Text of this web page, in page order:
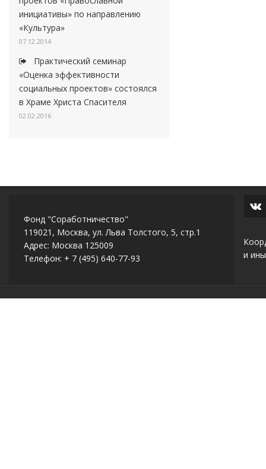
инициативы» по направлению
«Культура»
07.12.2014
Практический семинар
«Оценка эффективности
социальных проектов» состоялся
в Храме Христа Спасителя
02.02.2016
Фонд "Соработничество"
119021, Москва, ул. Льва Толстого, 5, стр.1
Адрес: Москва 125009
Телефон: + 7 (495) 640-77-93
и